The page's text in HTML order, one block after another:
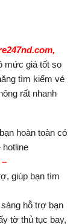
mức giá tốt so
tìm kiếm vé
rất nhanh
hoàn toàn có
hotline
–
giúp bạn tìm
hỗ trợ bạn
tờ thủ tục bay,